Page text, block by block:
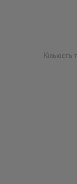
Кількість